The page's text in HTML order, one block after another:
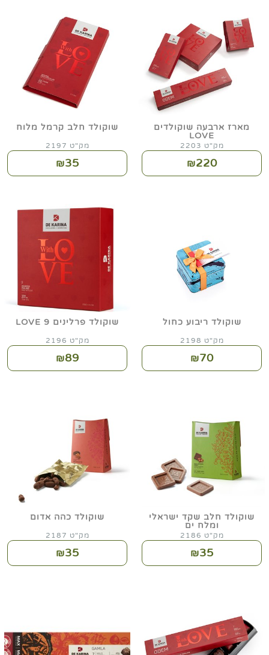
מארז ארבעה שוקולדים
LOVE
מק"ט 2203
₪220
שוקולד חלב קרמל מלוח
מק"ט 2197
₪35
שוקולד ריבוע כחול
מק"ט 2198
₪70
שוקולד פרלינים 9 LOVE
מק"ט 2196
₪89
שוקולד חלב שקד ישראלי
ומלח ים
מק"ט 2186
₪35
שוקולד כהה אדום
מק"ט 2187
₪35